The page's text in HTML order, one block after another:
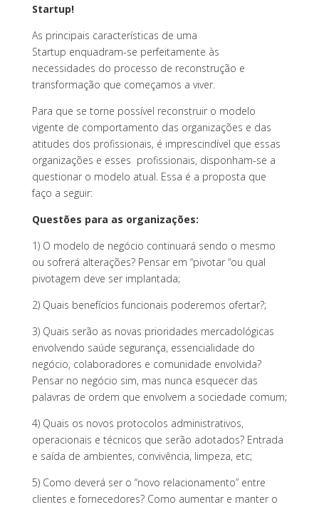
Startup!
As principais características de uma
Startup enquadram-se perfeitamente às
necessidades do processo de reconstrução e
transformação que começamos a viver.
Para que se torne possível reconstruir o modelo
vigente de comportamento das organizações e das
atitudes dos profissionais, é imprescindível que essas
organizações e esses profissionais, disponham-se a
questionar o modelo atual. Essa é a proposta que
faço a seguir:
Questões para as organizações:
1) O modelo de negócio continuará sendo o mesmo
ou sofrerá alterações? Pensar em “pivotar “ou qual
pivotagem deve ser implantada;
2) Quais benefícios funcionais poderemos ofertar?;
3) Quais serão as novas prioridades mercadológicas
envolvendo saúde segurança, essencialidade do
negócio, colaboradores e comunidade envolvida?
Pensar no negócio sim, mas nunca esquecer das
palavras de ordem que envolvem a sociedade comum;
4) Quais os novos protocolos administrativos,
operacionais e técnicos que serão adotados? Entrada
e saída de ambientes, convivência, limpeza, etc;
5) Como deverá ser o “novo relacionamento” entre
clientes e fornecedores? Como aumentar e manter o